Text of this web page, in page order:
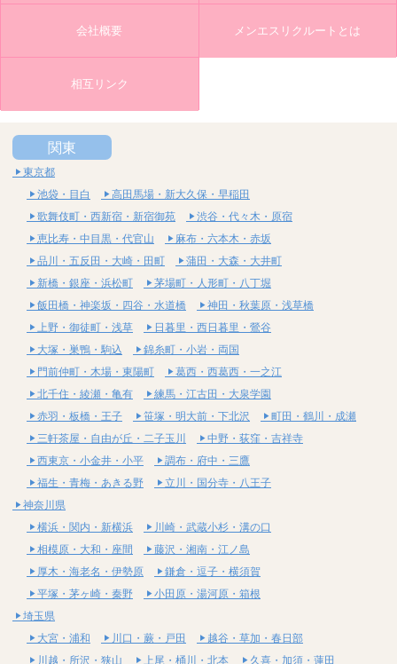
会社概要 メンエスリクルートとは
相互リンク
関東
東京都
池袋・目白
高田馬場・新大久保・早稲田
歌舞伎町・西新宿・新宿御苑
渋谷・代々木・原宿
恵比寿・中目黒・代官山
麻布・六本木・赤坂
品川・五反田・大崎・田町
蒲田・大森・大井町
新橋・銀座・浜松町
茅場町・人形町・八丁堀
飯田橋・神楽坂・四谷・水道橋
神田・秋葉原・浅草橋
上野・御徒町・浅草
日暮里・西日暮里・鶯谷
大塚・巣鴨・駒込
錦糸町・小岩・両国
門前仲町・木場・東陽町
葛西・西葛西・一之江
北千住・綾瀬・亀有
練馬・江古田・大泉学園
赤羽・板橋・王子
笹塚・明大前・下北沢
町田・鶴川・成瀬
三軒茶屋・自由が丘・二子玉川
中野・荻窪・吉祥寺
西東京・小金井・小平
調布・府中・三鷹
福生・青梅・あきる野
立川・国分寺・八王子
神奈川県
横浜・関内・新横浜
川崎・武蔵小杉・溝の口
相模原・大和・座間
藤沢・湘南・江ノ島
厚木・海老名・伊勢原
鎌倉・逗子・横須賀
平塚・茅ヶ崎・秦野
小田原・湯河原・箱根
埼玉県
大宮・浦和
川口・蕨・戸田
越谷・草加・春日部
川越・所沢・狭山
上尾・桶川・北本 久喜・加須・蓮田